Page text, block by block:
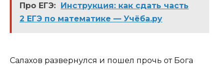
Про ЕГЭ: Инструкция: как сдать часть
2 ЕГЭ по математике — Учёба.ру
Салахов развернулся и пошел прочь от Бога